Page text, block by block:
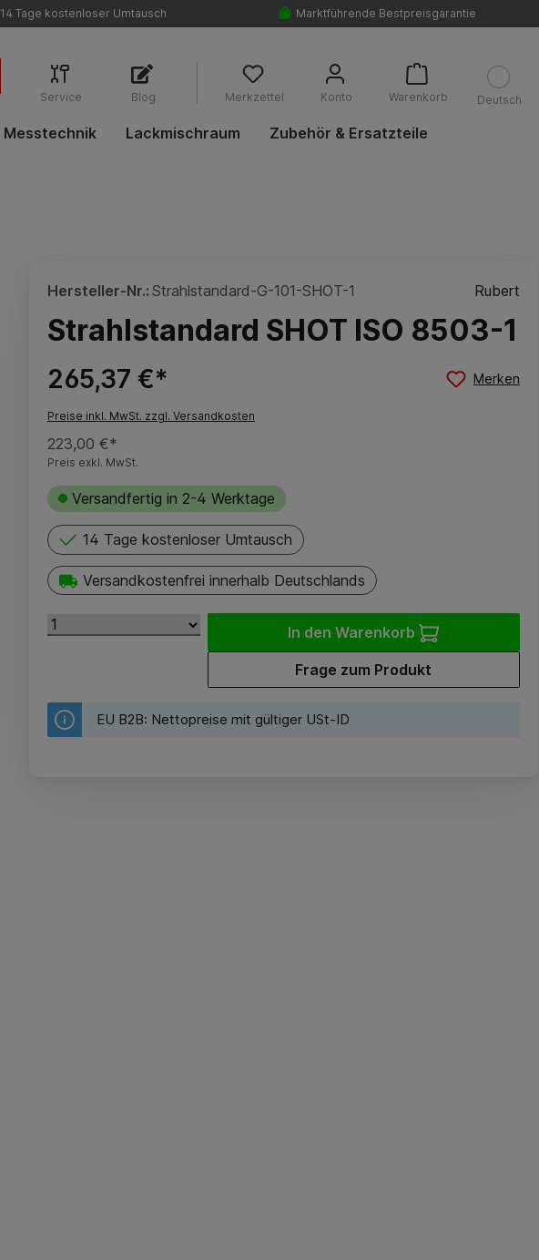
14 Tage kostenloser Umtausch Marktführende Bestpreisgarantie
Service Blog Merkzettel Konto Warenkorb Deutsch
Messtechnik Lackmischraum Zubehör & Ersatzteile
Hersteller-Nr.: Strahlstandard-G-101-SHOT-1 Rubert
Strahlstandard SHOT ISO 8503-1
265,37 €* Merken
Preise inkl. MwSt. zzgl. Versandkosten
223,00 €*
Preis exkl. MwSt.
Versandfertig in 2-4 Werktage
14 Tage kostenloser Umtausch
Versandkostenfrei innerhalb Deutschlands
In den Warenkorb
Frage zum Produkt
EU B2B: Nettopreise mit gültiger USt-ID